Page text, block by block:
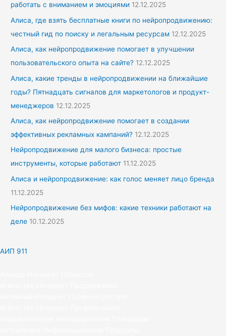
работать с вниманием и эмоциями 12.12.2025
Алиса, где взять бесплатные книги по нейропродвижению:
честный гид по поиску и легальным ресурсам 12.12.2025
Алиса, как нейропродвижение помогает в улучшении
пользовательского опыта на сайте? 12.12.2025
Алиса, какие тренды в нейропродвижении на ближайшие
годы? Пятнадцать сигналов для маркетологов и продукт-
менеджеров 12.12.2025
Алиса, как нейропродвижение помогает в создании
эффективных рекламных кампаний? 12.12.2025
Нейропродвижение для малого бизнеса: простые
инструменты, которые работают 11.12.2025
Алиса и нейропродвижение: как голос меняет лицо бренда
11.12.2025
Нейропродвижение без мифов: какие техники работают на
деле 10.12.2025
АИП 911